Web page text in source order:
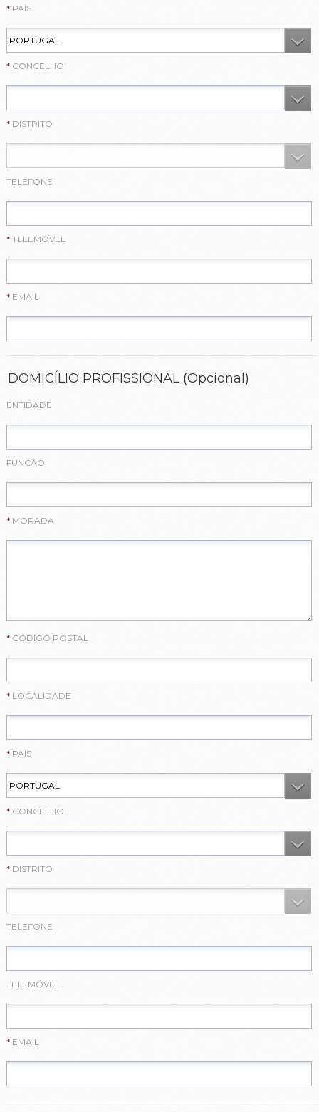
PAÍS
CONCELHO
DISTRITO
TELEFONE
TELEMÓVEL
EMAIL
DOMICÍLIO PROFISSIONAL (Opcional)
ENTIDADE
FUNÇÃO
MORADA
CÓDIGO POSTAL
LOCALIDADE
PAÍS
CONCELHO
DISTRITO
TELEFONE
TELEMÓVEL
EMAIL